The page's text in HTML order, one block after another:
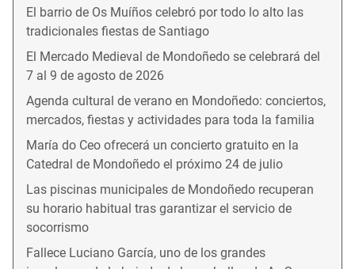
El barrio de Os Muíños celebró por todo lo alto las
tradicionales fiestas de Santiago
El Mercado Medieval de Mondoñedo se celebrará del
7 al 9 de agosto de 2026
Agenda cultural de verano en Mondoñedo: conciertos,
mercados, fiestas y actividades para toda la familia
María do Ceo ofrecerá un concierto gratuito en la
Catedral de Mondoñedo el próximo 24 de julio
Las piscinas municipales de Mondoñedo recuperan
su horario habitual tras garantizar el servicio de
socorrismo
Fallece Luciano García, uno de los grandes